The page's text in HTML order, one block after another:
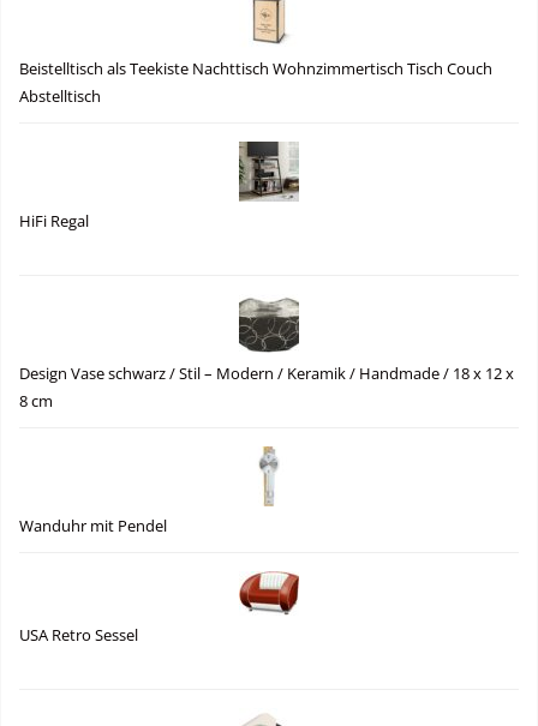
Beistelltisch als Teekiste Nachttisch Wohnzimmertisch Tisch Couch
Abstelltisch
HiFi Regal
Design Vase schwarz / Stil – Modern / Keramik / Handmade / 18 x 12 x
8 cm
Wanduhr mit Pendel
USA Retro Sessel